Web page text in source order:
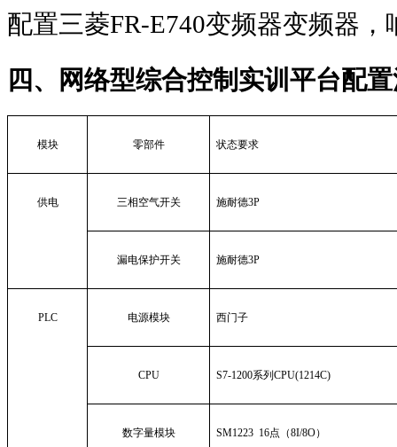
配置三菱FR-E740变频器变频器，
四、网络型综合控制实训平台配
模块 零部件 状态要求
供电 三相空气开关 施耐德3P
漏电保护开关 施耐德3P
PLC 电源模块 西门子
CPU S7-1200系列CPU(1214C)
数字量模块 SM1223 16点（8I/8O）